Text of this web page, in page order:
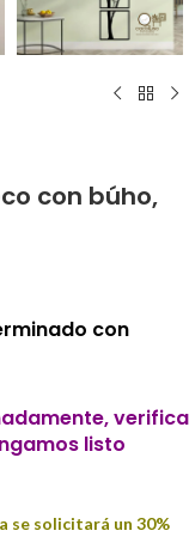
con búho,
con
verifica
listo
se solicitará un 30%